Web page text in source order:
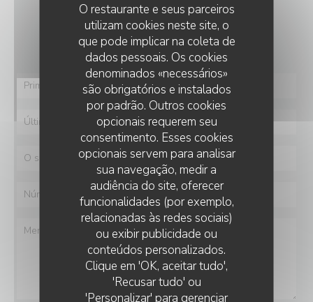
O restaurante e seus parceiros
utilizam cookies neste site, o
que pode implicar na coleta de
dados pessoais. Os cookies
denominados «necessários»
são obrigatórios e instalados
por padrão. Outros cookies
opcionais requerem seu
consentimento. Esses cookies
opcionais servem para analisar
sua navegação, medir a
audiência do site, oferecer
funcionalidades (por exemplo,
relacionadas às redes sociais)
ou exibir publicidade ou
conteúdos personalizados.
Clique em 'OK, aceitar tudo',
'Recusar tudo' ou
'Personalizar' para gerenciar
Deseja contactar-nos ?
Preencha o formulário abaixo!
MAMMA MIA